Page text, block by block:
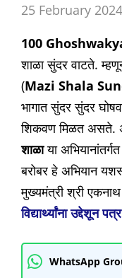
25 February 2024
100
शाळा सुंदर वाटते.
(Mazi Shala
भागात सुंदर सुंदर
शिकवण मिळत
शाळाया
बरोबर हे अभियान
मुख्यमंत्री श्री
विद्यार्थ्यांना उद्देशून
WhatsApp